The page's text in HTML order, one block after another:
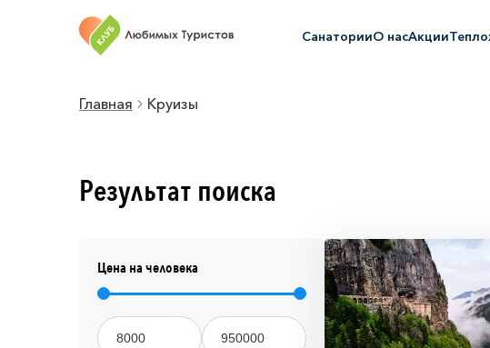
СанаторииО насАкции
Главная Круизы
Результат поиска
Цена на человека